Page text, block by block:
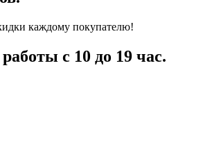
каждому покупателю!
с 10 до 19 час.